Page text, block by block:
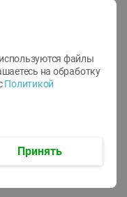
Vegetus ТВЕРДЫЙ
файлы
на обработку
Политикой
Принять